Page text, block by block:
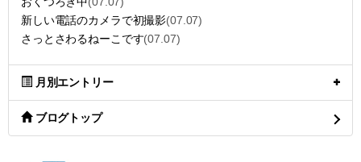
新しい電話のカメラで初撮影(07.07)
さっとさわるねーこです(07.07)
月別エントリー
ブログトップ